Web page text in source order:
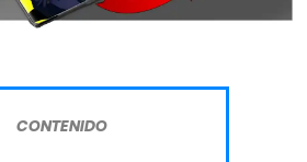
CONTENIDO